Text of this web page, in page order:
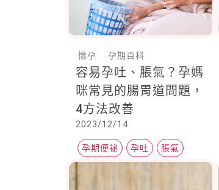
懷孕 孕期百科
容易孕吐、脹氣？孕媽
咪常見的腸胃道問題，
4方法改善
2023/12/14
孕期便祕 孕吐 脹氣